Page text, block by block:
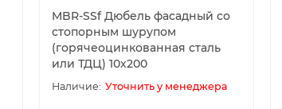
MBR-SSf Дюбель фасадный со
стопорным шурупом
(горячеоцинкованная сталь
или ТДЦ) 10х200
Уточнить у менеджера